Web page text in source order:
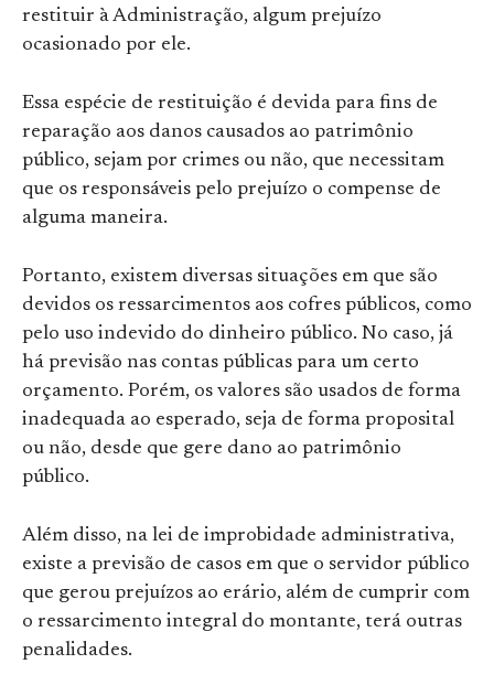
restituir à Administração, algum prejuízo
ocasionado por ele.
Essa espécie de restituição é devida para fins de
reparação aos danos causados ao patrimônio
público, sejam por crimes ou não, que necessitam
que os responsáveis pelo prejuízo o compense de
alguma maneira.
Portanto, existem diversas situações em que são
devidos os ressarcimentos aos cofres públicos, como
pelo uso indevido do dinheiro público. No caso, já
há previsão nas contas públicas para um certo
orçamento. Porém, os valores são usados de forma
inadequada ao esperado, seja de forma proposital
ou não, desde que gere dano ao patrimônio
público.
Além disso, na lei de improbidade administrativa,
existe a previsão de casos em que o servidor público
que gerou prejuízos ao erário, além de cumprir com
o ressarcimento integral do montante, terá outras
penalidades.